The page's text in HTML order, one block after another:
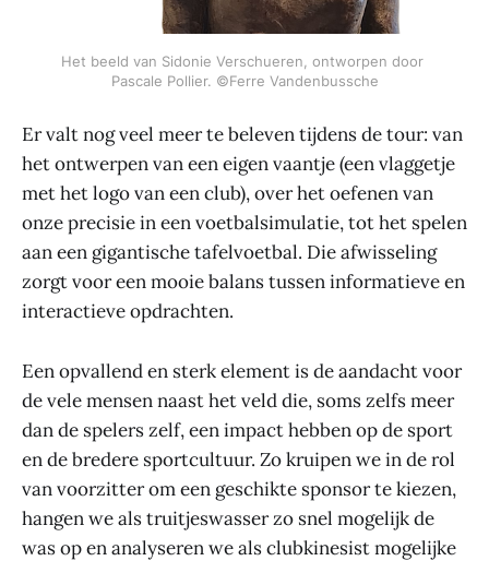
Het beeld van Sidonie Verschueren, ontworpen door
Pascale Pollier. ©Ferre Vandenbussche
Er valt nog veel meer te beleven tijdens de tour: van
het ontwerpen van een eigen vaantje (een vlaggetje
met het logo van een club), over het oefenen van
onze precisie in een voetbalsimulatie, tot het spelen
aan een gigantische tafelvoetbal. Die afwisseling
zorgt voor een mooie balans tussen informatieve en
interactieve opdrachten.
Een opvallend en sterk element is de aandacht voor
de vele mensen naast het veld die, soms zelfs meer
dan de spelers zelf, een impact hebben op de sport
en de bredere sportcultuur. Zo kruipen we in de rol
van voorzitter om een geschikte sponsor te kiezen,
hangen we als truitjeswasser zo snel mogelijk de
was op en analyseren we als clubkinesist mogelijke